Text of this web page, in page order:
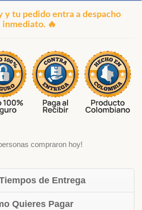
y tu pedido entra a despacho
inmediato. 🔥
compraron hoy!
de Entrega
Quieres Pagar